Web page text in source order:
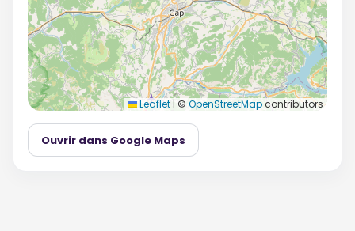
Leaflet | © OpenStreetMapcontributors
Ouvrir dans Google Maps